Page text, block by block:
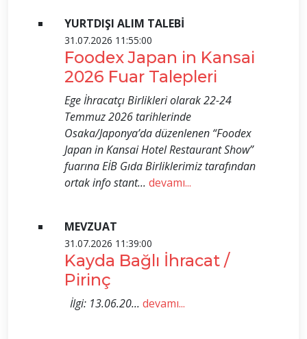
YURTDIŞI ALIM TALEBİ
31.07.2026 11:55:00
Foodex Japan in Kansai
2026 Fuar Talepleri
Ege İhracatçı Birlikleri olarak 22-24
Temmuz 2026 tarihlerinde
Osaka/Japonya’da düzenlenen “Foodex
Japan in Kansai Hotel Restaurant Show”
fuarına EİB Gıda Birliklerimiz tarafından
ortak info stant... devamı...
MEVZUAT
31.07.2026 11:39:00
Kayda Bağlı İhracat /
Pirinç
İlgi: 13.06.20... devamı...